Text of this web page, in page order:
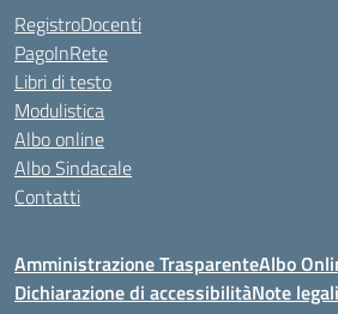
RegistroDocenti
PagoInRete
Libri di testo
Modulistica
Albo online
Albo Sindacale
Contatti
Amministrazione TrasparenteAlbo
Dichiarazione di accessibilitàNote legali